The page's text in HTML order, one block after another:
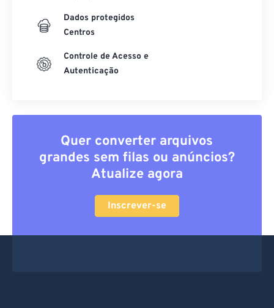
Dados protegidos
Centros
Controle de Acesso e
Autenticação
Quer converter arquivos
grandes sem filas ou anúncios?
Atualize agora
Inscrever-se